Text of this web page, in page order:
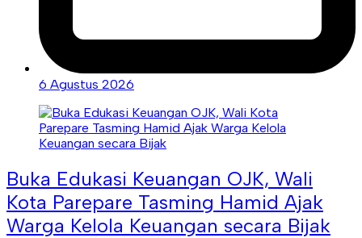
6 Agustus 2026
Buka Edukasi Keuangan OJK, Wali
Kota Parepare Tasming Hamid Ajak
Warga Kelola Keuangan secara Bijak